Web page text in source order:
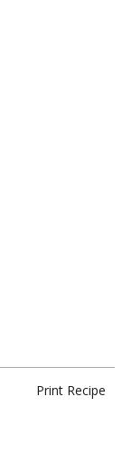
Print Recipe